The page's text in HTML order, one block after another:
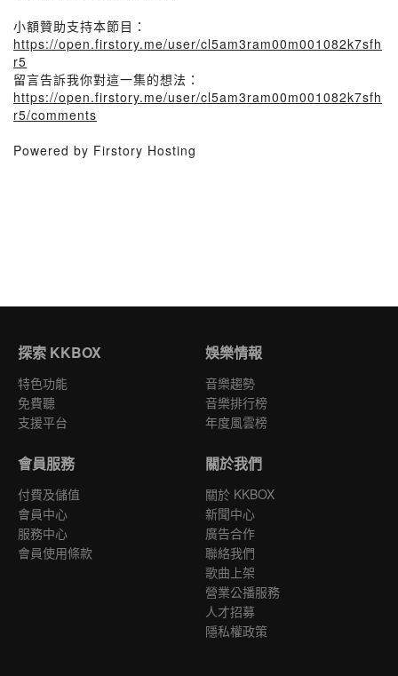
小額贊助支持本節目：
https://open.firstory.me/user/cl5am3ram00m001082k7sfh
r5
留言告訴我你對這一集的想法：
https://open.firstory.me/user/cl5am3ram00m001082k7sfh
r5/comments
Powered by Firstory Hosting
探索 KKBOX
特色功能
免費聽
支援平台
娛樂情報
音樂趨勢
音樂排行榜
年度風雲榜
會員服務
付費及儲值
會員中心
服務中心
會員使用條款
關於我們
關於 KKBOX
新聞中心
廣告合作
聯絡我們
歌曲上架
營業公播服務
人才招募
隱私權政策